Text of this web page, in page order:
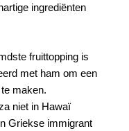
ingrediënten
fruittopping is
met ham om een
maken.
niet in Hawaï
Griekse immigrant